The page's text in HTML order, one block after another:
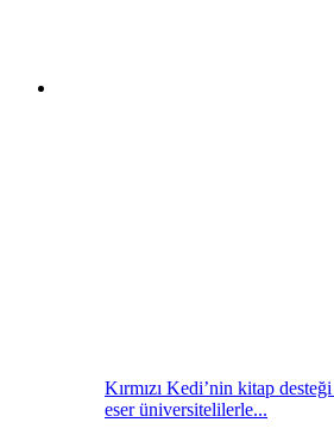
Kırmızı Kedi’nin kitap
eser üniversitelilerle...